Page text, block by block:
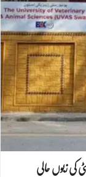
کی زبوں حالی